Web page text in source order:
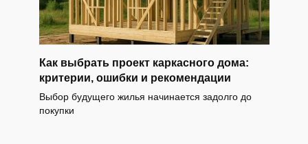
Как выбрать проект каркасного дома:
критерии, ошибки и рекомендации
Выбор будущего жилья начинается задолго до
покупки